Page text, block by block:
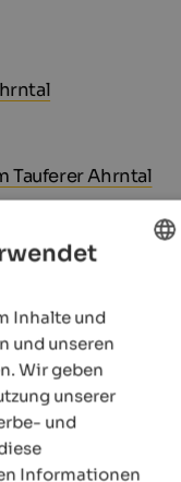
Tauferer Ahrntal
Wandern & Bergsport
GERMAN
Inhalte und
und unseren
Wir geben
unserer
und
Informationen